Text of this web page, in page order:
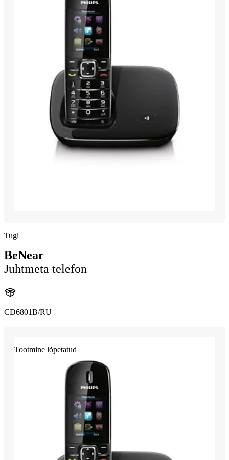
Tugi
BeNear
Juhtmeta telefon
CD6801B/RU
Tootmine lõpetatud